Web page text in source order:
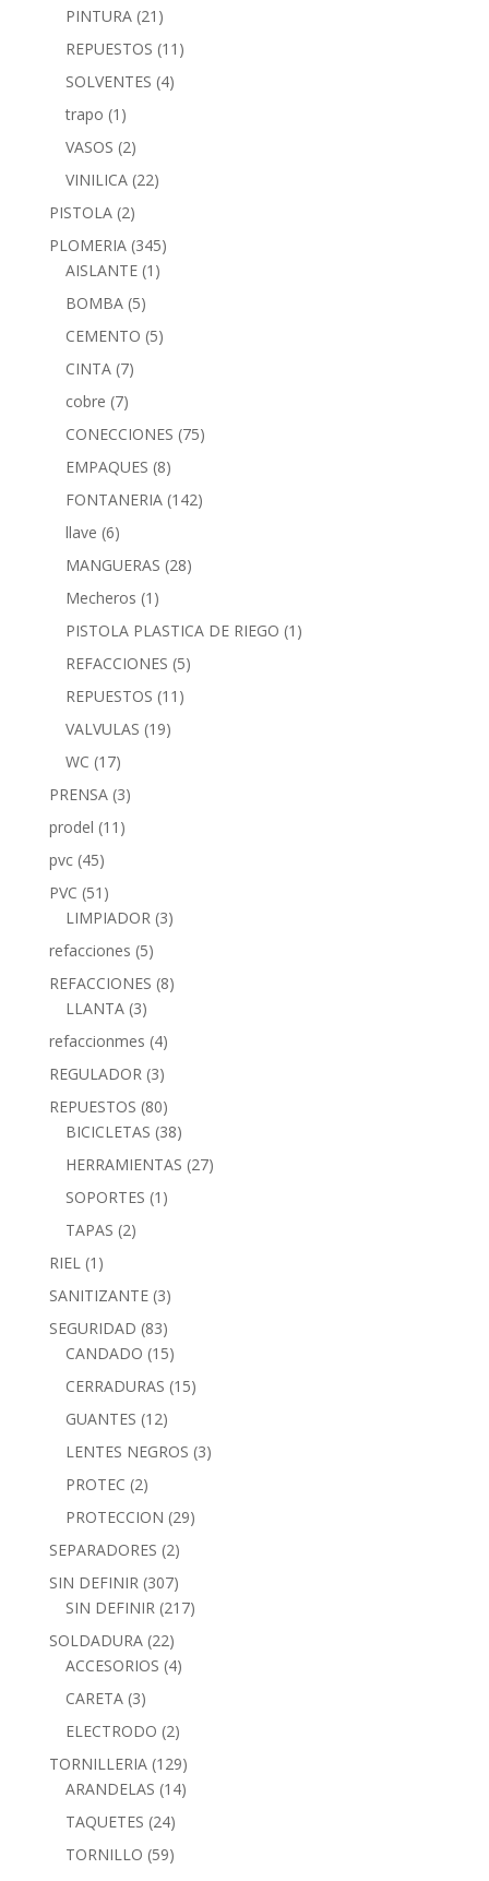
PINTURA (21)
REPUESTOS (11)
SOLVENTES (4)
trapo (1)
VASOS (2)
VINILICA (22)
PISTOLA (2)
PLOMERIA (345)
AISLANTE (1)
BOMBA (5)
CEMENTO (5)
CINTA (7)
cobre (7)
CONECCIONES (75)
EMPAQUES (8)
FONTANERIA (142)
llave (6)
MANGUERAS (28)
Mecheros (1)
PISTOLA PLASTICA DE RIEGO (1)
REFACCIONES (5)
REPUESTOS (11)
VALVULAS (19)
WC (17)
PRENSA (3)
prodel (11)
pvc (45)
PVC (51)
LIMPIADOR (3)
refacciones (5)
REFACCIONES (8)
LLANTA (3)
refaccionmes (4)
REGULADOR (3)
REPUESTOS (80)
BICICLETAS (38)
HERRAMIENTAS (27)
SOPORTES (1)
TAPAS (2)
RIEL (1)
SANITIZANTE (3)
SEGURIDAD (83)
CANDADO (15)
CERRADURAS (15)
GUANTES (12)
LENTES NEGROS (3)
PROTEC (2)
PROTECCION (29)
SEPARADORES (2)
SIN DEFINIR (307)
SIN DEFINIR (217)
SOLDADURA (22)
ACCESORIOS (4)
CARETA (3)
ELECTRODO (2)
TORNILLERIA (129)
ARANDELAS (14)
TAQUETES (24)
TORNILLO (59)